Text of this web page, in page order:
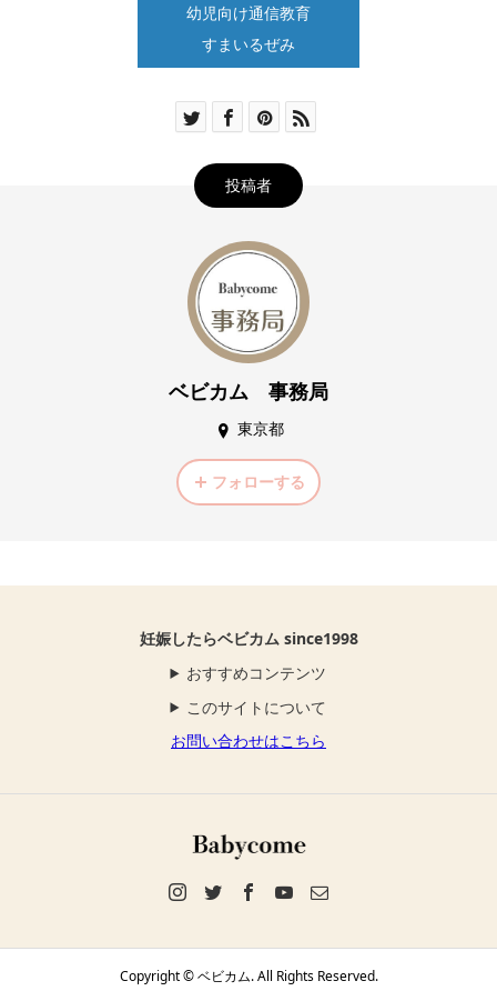
幼児向け通信教育
すまいるぜみ
投稿者
ベビカム 事務局
東京都
フォローする
妊娠したらベビカム since1998
おすすめコンテンツ
このサイトについて
お問い合わせはこちら
Copyright ©ベビカム. All Rights Reserved.